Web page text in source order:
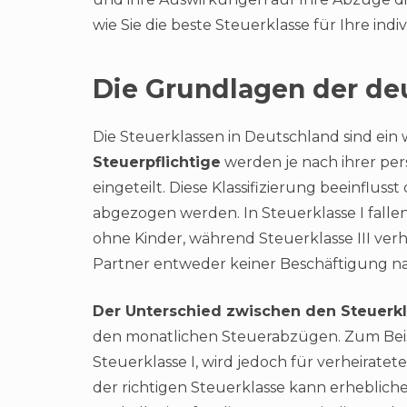
wie Sie die beste Steuerklasse für Ihre
Die Grundlagen der
Die Steuerklassen in Deutschland sind
Steuerpflichtige werden je nach ihrer
eingeteilt. Diese Klassifizierung
abgezogen werden. In Steuerklasse I
ohne Kinder, während Steuerklasse III
Partner entweder keiner Beschäftigung
Der Unterschied zwischen den
den monatlichen Steuerabzügen. Zum
Steuerklasse I, wird jedoch für
der richtigen Steuerklasse kann